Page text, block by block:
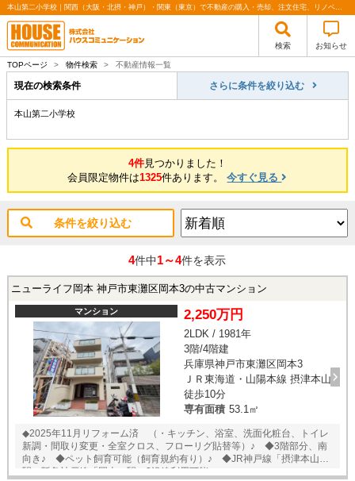
本山第二小学校｜関西（大阪・北摂・神戸）・関東（東京）で不動産の購入・売却、注文住宅、リノベーションの事なら株式会社ハウスコミュニケーション
検索 お知らせ
TOPページ > 物件検索 > 不動産情報一覧
現在の検索条件 さらに条件を絞り込む
本山第二小学校
4件見つかりました！
会員限定物件は1325件あります。今すぐ見る
条件を絞り込む
4件中1～4件を表示
ニューライフ岡本 神戸市東灘区岡本3の中古マンション
マンション 2,250万円
2LDK / 1981年
3階/4階建
兵庫県神戸市東灘区岡本3
ＪＲ東海道・山陽本線 摂津本山
徒歩10分
専有面積 53.1㎡
◆2025年11月リフォーム済 （・キッチン、浴室、洗面化粧台、トイレ
新調・間取り変更・全室クロス、フローリグ貼替等）♪ ◆3階部分、南
向き♪ ◆ペット飼育可能（飼育規約有り）♪ ◆JR神戸線「摂津本山」
駅、阪急神戸線「岡本」駅の2沿線利用可能♪